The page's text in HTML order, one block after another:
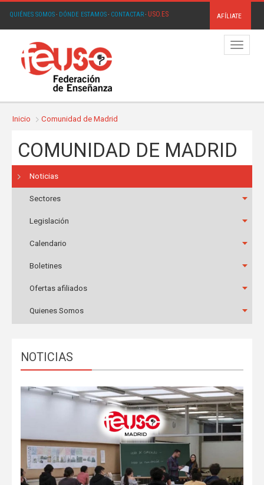
QUIÉNES SOMOS· DÓNDE ESTAMOS· CONTACTAR· USO.ES AFÍLIATE
Menú
Inicio Comunidad de Madrid
COMUNIDAD DE MADRID
Noticias
Sectores
Legislación
Calendario
Boletines
Ofertas afiliados
Quienes Somos
NOTICIAS